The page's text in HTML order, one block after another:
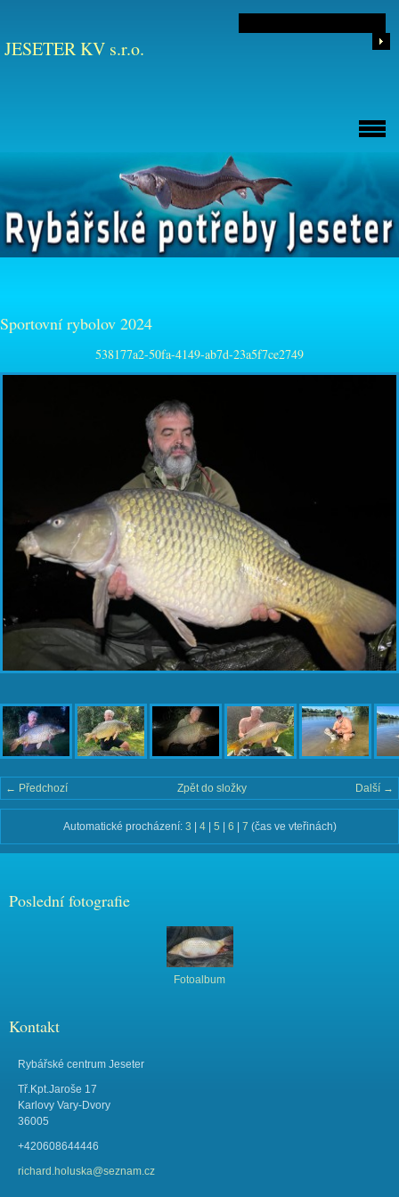
JESETER KV s.r.o.
Sportovní rybolov 2024
538177a2-50fa-4149-ab7d-23a5f7ce2749
← Předchozí Další →
Zpět do složky
Automatické procházení: 3 | 4| 5 | 6 | 7 (čas ve vteřinách)
Poslední fotografie
Fotoalbum
Kontakt
Rybářské centrum Jeseter
Tř.Kpt.Jaroše 17
Karlovy Vary-Dvory
36005
+420608644446
richard.holuska@seznam.cz